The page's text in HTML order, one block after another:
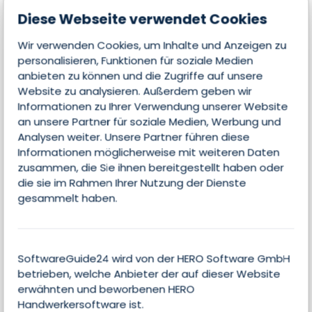
Diese Webseite verwendet Cookies
Wir verwenden Cookies, um Inhalte und Anzeigen zu
personalisieren, Funktionen für soziale Medien
anbieten zu können und die Zugriffe auf unsere
Website zu analysieren. Außerdem geben wir
Informationen zu Ihrer Verwendung unserer Website
an unsere Partner für soziale Medien, Werbung und
Analysen weiter. Unsere Partner führen diese
Informationen möglicherweise mit weiteren Daten
zusammen, die Sie ihnen bereitgestellt haben oder
die sie im Rahmen Ihrer Nutzung der Dienste
gesammelt haben.
SoftwareGuide24 wird von der HERO Software GmbH
betrieben, welche Anbieter der auf dieser Website
erwähnten und beworbenen HERO
Handwerkersoftware ist.
Edition
Branche
Handwerk / Dienstleister
Einsatzbereich
Finanzen & Buchhaltung
Betriebssystem
Cloud, iOS, Android, Windows, Linux, macOS
Kundendienst